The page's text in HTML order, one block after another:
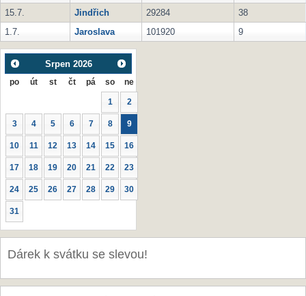
15.7.
Jindřich 29284
38
1.7.
Jaroslava 101920 9
Srpen 2026
po út st čt pá so ne
1 2
3 4 5 6 7 8 9
10 11 12 13 14 15 16
17 18 19 20 21 22 23
24 25 26 27 28 29 30
31
Dárek k svátku se slevou!